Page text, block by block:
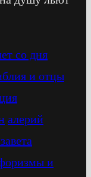
со дня
и отцы
алерий
и